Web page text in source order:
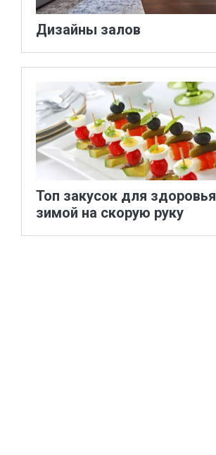
Дизайны залов
Топ закусок для здоровья
зимой на скорую руку